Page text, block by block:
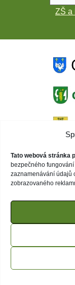
Tato webová stránka
bezpečného
zaznamenávání údajů
zobrazovaného
ZŠ a
© 2020 ZŠ